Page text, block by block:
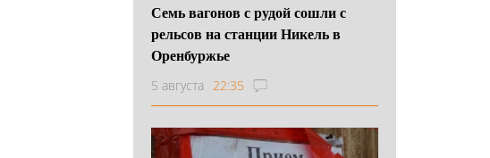
Семь вагонов с рудой сошли с
рельсов на станции Никель в
Оренбуржье
5 августа 22:35